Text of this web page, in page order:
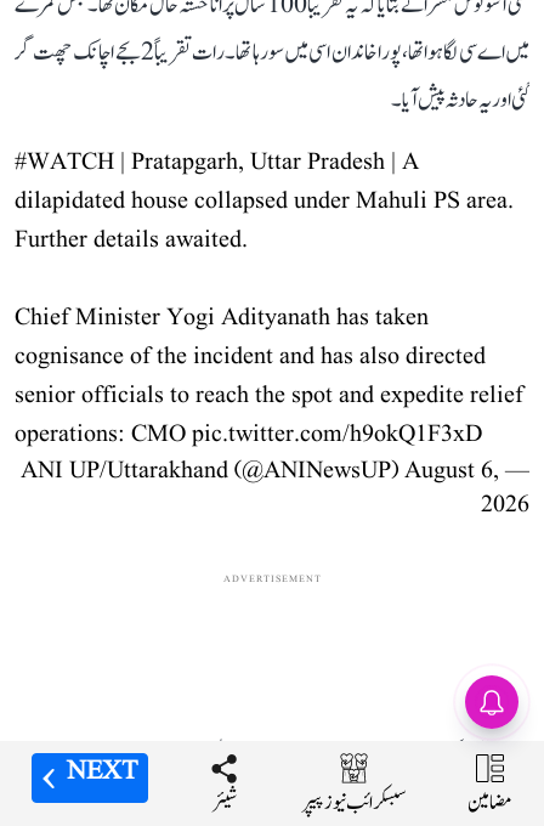
مضامین سبسکرائب نیوز پیپر شیئر
NEXT
مضامین سبسکرائب نیوز پیپر شیئر
NEXT
مضامین سبسکرائب نیوز پیپر شیئر
NEXT
میں اے سی لگا ہوا تھا، پورا خاندان اسی میں سو رہا تھا۔ رات تقریباً 2 بجے اچانک چھت گر
گئی اور یہ حادثہ پیش آیا۔
#WATCH | Pratapgarh, Uttar Pradesh | A
dilapidated house collapsed under Mahuli PS area.
Further details awaited.
Chief Minister Yogi Adityanath has taken
cognisance of the incident and has also directed
senior officials to reach the spot and expedite relief
operations: CMOpic.twitter.com/h9okQ1F3xD
— ANI UP/Uttarakhand (@ANINewsUP)
August 6,
2026
ADVERTISEMENT
وزیراعلیٰ یوگی آدتیہ ناتھ نے بھی اس حادثے کا نوٹس لیا ہے۔ انہوں نے حادثے پر
گہرے رنج و غم کا اظہار کرتے ہوئے جاں بحق افراد کے سوگوار اہل خانہ سے تعزیت کی۔
مضامین سبسکرائب نیوز پیپر شیئر
NEXT